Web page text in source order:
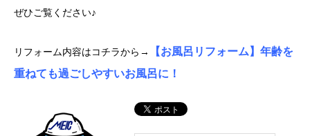
ぜひご覧ください♪
リフォーム内容はコチラから→
【お風呂リフォーム】年齢を
重ねても過ごしやすいお風呂に！